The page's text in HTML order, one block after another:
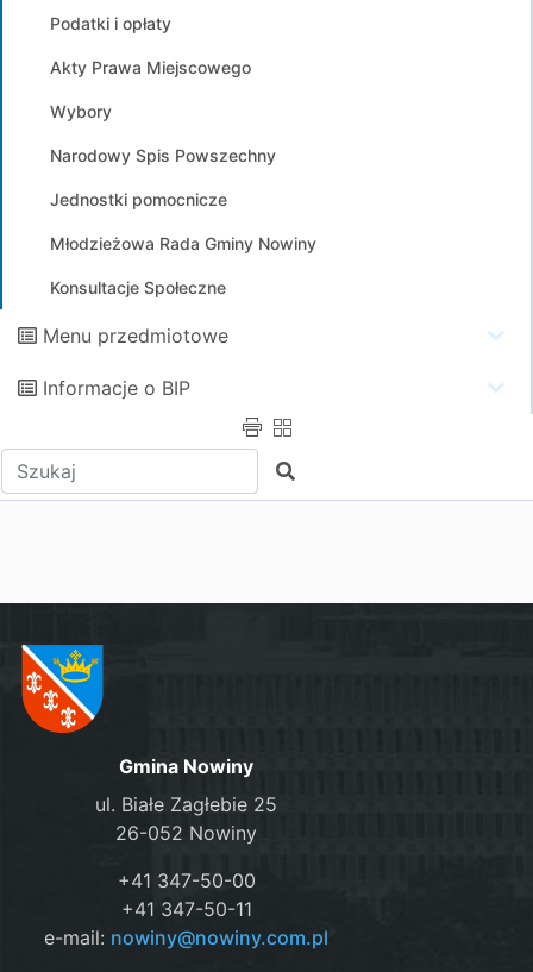
Podatki i opłaty
Akty Prawa Miejscowego
Wybory
Narodowy Spis Powszechny
Jednostki pomocnicze
Młodzieżowa Rada Gminy Nowiny
Konsultacje Społeczne
Menu przedmiotowe
Informacje o BIP
Wpisz tekst do wyszukania Szukaj
Gmina Nowiny
ul. Białe Zagłebie 25
26-052 Nowiny
+41 347-50-00
+41 347-50-11
e-mail: nowiny@nowiny.com.pl